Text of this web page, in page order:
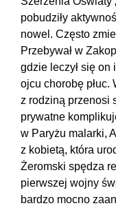
pobudziły
nowel. Często
Przebywał w
gdzie leczył się on
ojcu chorobę płuc.
z rodziną przenosi
prywatne
w Paryżu malarki,
z kobietą, która
Żeromski spędza
pierwszej wojny
bardzo mocno